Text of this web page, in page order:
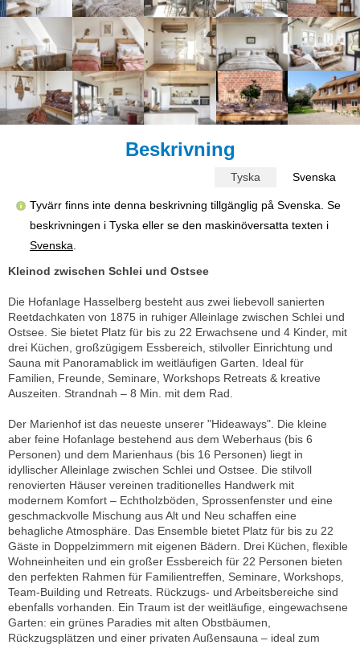
Beskrivning
Tyska Svenska
Tyvärr finns inte denna beskrivning tillgänglig på Svenska. Se
beskrivningen i Tyska eller se den maskinöversatta texten i
Svenska
Kleinod zwischen Schlei und Ostsee
Die Hofanlage Hasselberg besteht aus zwei liebevoll sanierten
Reetdachkaten von 1875 in ruhiger Alleinlage zwischen Schlei und
Ostsee. Sie bietet Platz für bis zu 22 Erwachsene und 4 Kinder, mit
drei Küchen, großzügigem Essbereich, stilvoller Einrichtung und
Sauna mit Panoramablick im weitläufigen Garten. Ideal für
Familien, Freunde, Seminare, Workshops Retreats & kreative
Auszeiten. Strandnah – 8 Min. mit dem Rad.
Der Marienhof ist das neueste unserer "Hideaways". Die kleine
aber feine Hofanlage bestehend aus dem Weberhaus (bis 6
Personen) und dem Marienhaus (bis 16 Personen) liegt in
idyllischer Alleinlage zwischen Schlei und Ostsee. Die stilvoll
renovierten Häuser vereinen traditionelles Handwerk mit
modernem Komfort – Echtholzböden, Sprossenfenster und eine
geschmackvolle Mischung aus Alt und Neu schaffen eine
behagliche Atmosphäre. Das Ensemble bietet Platz für bis zu 22
Gäste in Doppelzimmern mit eigenen Bädern. Drei Küchen, flexible
Wohneinheiten und ein großer Essbereich für 22 Personen bieten
den perfekten Rahmen für Familientreffen, Seminare, Workshops,
Team-Building und Retreats. Rückzugs- und Arbeitsbereiche sind
ebenfalls vorhanden. Ein Traum ist der weitläufige, eingewachsene
Garten: ein grünes Paradies mit alten Obstbäumen,
Rückzugsplätzen und einer privaten Außensauna – ideal zum